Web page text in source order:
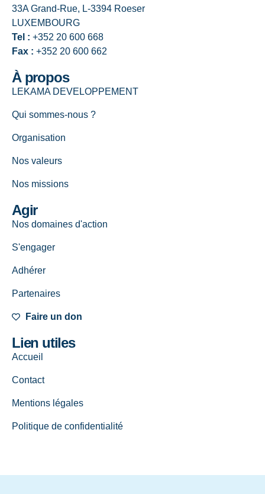
33A Grand-Rue, L-3394 Roeser
LUXEMBOURG
Tel : +352 20 600 668
Fax : +352 20 600 662
À propos
LEKAMA DEVELOPPEMENT
Qui sommes-nous ?
Organisation
Nos valeurs
Nos missions
Agir
Nos domaines d'action
S'engager
Adhérer
Partenaires
Faire un don
Lien utiles
Accueil
Contact
Mentions légales
Politique de confidentialité